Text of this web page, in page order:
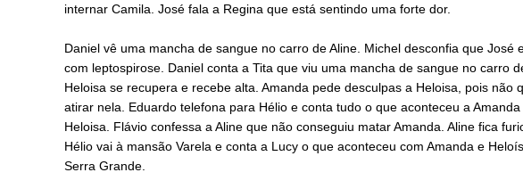
internar Camila. José fala a Regina que está sentindo uma forte dor.
Daniel vê uma mancha de sangue no carro de Aline. Michel desconfia que José
com leptospirose. Daniel conta a Tita que viu uma mancha de sangue no carro
Heloisa se recupera e recebe alta. Amanda pede desculpas a Heloisa, pois não
atirar nela. Eduardo telefona para Hélio e conta tudo o que aconteceu a Amanda
Heloisa. Flávio confessa a Aline que não conseguiu matar Amanda. Aline fica
Hélio vai à mansão Varela e conta a Lucy o que aconteceu com Amanda e
Serra Grande.